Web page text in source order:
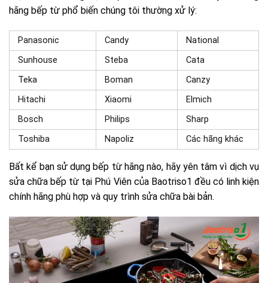
hãng bếp từ phổ biến chúng tôi thường xử lý:
Panasonic Candy
National
Sunhouse
Steba
Cata
Teka
Boman
Canzy
Hitachi
Xiaomi
Elmich
Bosch
Philips
Sharp
Toshiba
Napoliz Các hãng khác
Bất kể bạn sử dụng bếp từ hãng nào, hãy yên tâm vì dịch vụ
sửa chữa bếp từ tại Phú Viên của Baotriso1 đều có linh kiện
chính hãng phù hợp và quy trình sửa chữa bài bản.